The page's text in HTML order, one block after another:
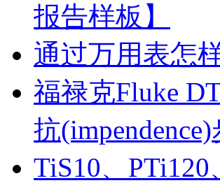
Softing认证工程师证书
报告样板】
通过万用表怎
福禄克Fluke
抗
TiS10、